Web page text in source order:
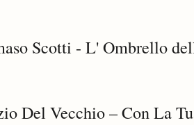
Scotti - L' Ombrello
Del Vecchio – Con La